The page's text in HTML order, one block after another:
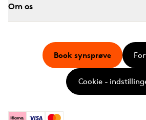
Om os
KlarnaVisa Mastercard
Book synsprøve
Cookie -